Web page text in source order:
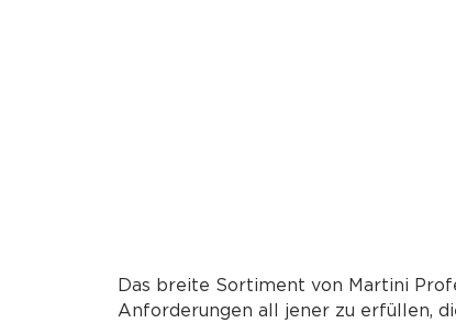
Das breite Sortiment von Martini
Anforderungen all jener zu erfüllen,